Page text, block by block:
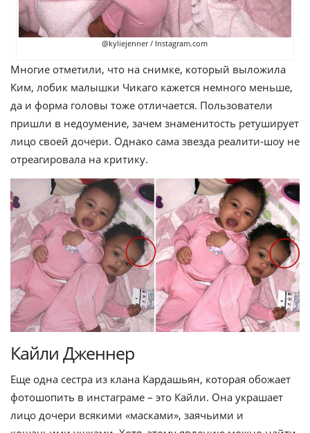
@kyliejenner / Instagram.com
Многие отметили, что на снимке, который выложила
Ким, лобик малышки Чикаго кажется немного меньше,
да и форма головы тоже отличается. Пользователи
пришли в недоумение, зачем знаменитость ретуширует
лицо своей дочери. Однако сама звезда реалити-шоу не
отреагировала на критику.
Кайли Дженнер
Еще одна сестра из клана Кардашьян, которая обожает
фотошопить в инстаграме – это Кайли. Она украшает
лицо дочери всякими «масками», заячьими и